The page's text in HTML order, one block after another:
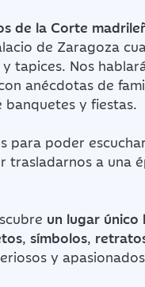
de la Corte
de Zaragoza
tapices. Nos
anécdotas de
y fiestas.
para poder
trasladarnos a una
un lugar único
, símbolos,
y